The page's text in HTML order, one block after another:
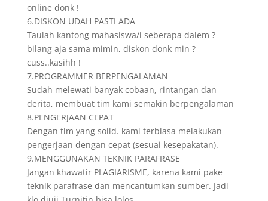
online donk !
6.DISKON UDAH PASTI ADA
Taulah kantong mahasiswa/i seberapa dalem ?
bilang aja sama mimin, diskon donk min ?
cuss..kasihh !
7.PROGRAMMER BERPENGALAMAN
Sudah melewati banyak cobaan, rintangan dan
derita, membuat tim kami semakin berpengalaman
8.PENGERJAAN CEPAT
Dengan tim yang solid. kami terbiasa melakukan
pengerjaan dengan cepat (sesuai kesepakatan).
9.MENGGUNAKAN TEKNIK PARAFRASE
Jangan khawatir PLAGIARISME, karena kami pake
teknik parafrase dan mencantumkan sumber. Jadi